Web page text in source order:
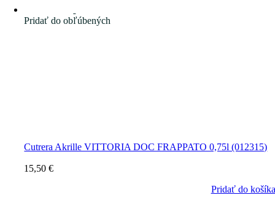
Pridať do obľúbených
Cutrera Akrille VITTORIA DOC FRAPPATO 0,75l (012315)
15,50€
Pridať do košíka